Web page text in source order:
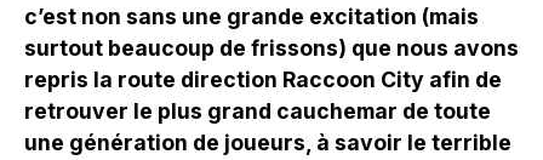
c’est non sans une grande excitation (mais
surtout beaucoup de frissons) que nous avons
repris la route direction Raccoon City afin de
retrouver le plus grand cauchemar de toute
une génération de joueurs, à savoir le terrible